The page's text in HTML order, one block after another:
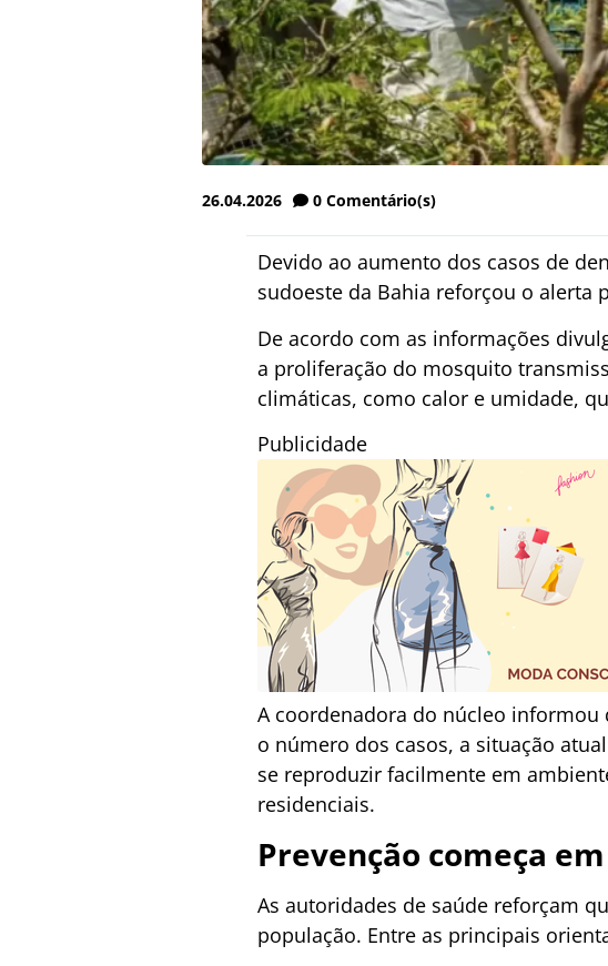
26.04.2026 0 Comentário(s)
Devido ao aumento dos casos de
sudoeste da Bahia reforçou o alerta
De acordo com as informações
a proliferação do mosquito
climáticas, como calor e umidade,
Publicidade
A coordenadora do núcleo
o número dos casos, a situação
se reproduzir facilmente em
residenciais.
Prevenção começa
As autoridades de saúde reforçam
população. Entre as principais